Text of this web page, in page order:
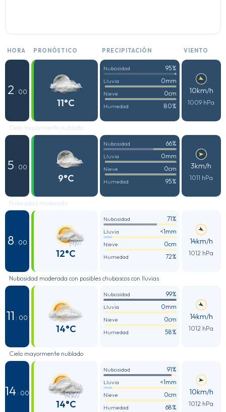
HORA PRONÓSTICO PRECIPITACIÓN VIENTO
2 : 00
11°C
Nubosidad 95%
Lluvia 0mm
Nieve 0cm
Humedad 80%
10km/h
1009 hPa
Cielo mayormente nublado
5 : 00
9°C
Nubosidad 66%
Lluvia 0mm
Nieve 0cm
Humedad 95%
3km/h
1011 hPa
Nubosidad moderada
8 : 00
12°C
Nubosidad 71%
Lluvia <1mm
Nieve 0cm
Humedad 72%
14km/h
1012 hPa
Nubosidad moderada con posibles chubascos con lluvias
11 : 00
14°C
Nubosidad 99%
Lluvia 0mm
Nieve 0cm
Humedad 58%
14km/h
1012 hPa
Cielo mayormente nublado
14 : 00
14°C
Nubosidad 91%
Lluvia <1mm
Nieve 0cm
Humedad 68%
10km/h
1012 hPa